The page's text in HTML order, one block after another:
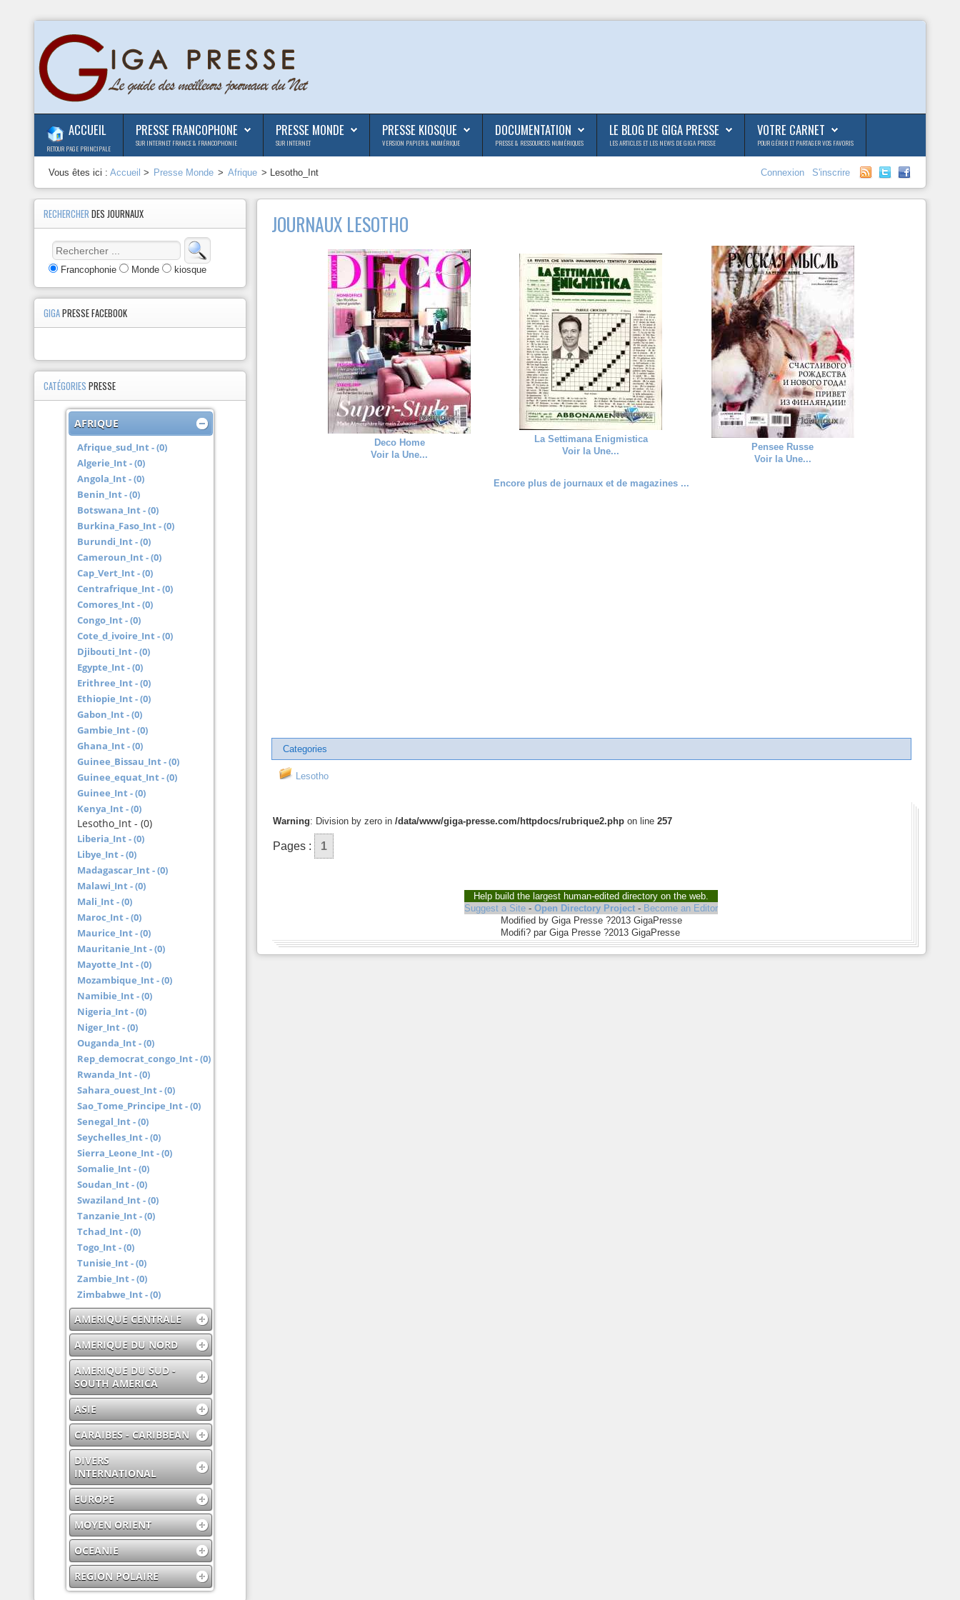
ACCUEIL
RETOUR PAGE PRINCIPALE
PRESSE FRANCOPHONE
SUR INTERNET FRANCE & FRANCOPHONIE
PRESSE MONDE
SUR INTERNET
PRESSE KIOSQUE
VERSION PAPIER & NUMÉRIQUE
DOCUMENTATION
PRESSE & RESSOURCES NUMÉRIQUES
LE BLOG DE GIGA PRESSE
LES ARTICLES ET LES NEWS DE GIGA PRESSE
VOTRE CARNET
POUR GÉRER ET PARTAGER VOS FAVORIS
Vous êtes ici :Accueil > Presse Monde > Afrique > Lesotho_Int Connexion S'inscrire
JOURNAUX LESOTHO
Deco Home
Voir la Une...
La Settimana Enigmistica
Voir la Une...
Pensee Russe
Voir la Une...
Encore plus de journaux et de magazines ...
Categories
Lesotho
Warning: Division by zero in/data/www/giga-presse.com/httpdocs/rubrique2.php on line257
Pages : 1
Help build the largest human-edited directory on the web.
Suggest a Site -Open Directory Project - Become an Editor
Modified by Giga Presse ?2013 GigaPresse
Modifi? par Giga Presse ?2013 GigaPresse
RECHERCHERDES JOURNAUX
Francophonie Monde kiosque
GIGAPRESSE FACEBOOK
CATÉGORIESPRESSE
AFRIQUE
Afrique_sud_Int - (0)
Algerie_Int - (0)
Angola_Int - (0)
Benin_Int - (0)
Botswana_Int - (0)
Burkina_Faso_Int - (0)
Burundi_Int - (0)
Cameroun_Int - (0)
Cap_Vert_Int - (0)
Centrafrique_Int - (0)
Comores_Int - (0)
Congo_Int - (0)
Cote_d_ivoire_Int - (0)
Djibouti_Int - (0)
Egypte_Int - (0)
Erithree_Int - (0)
Ethiopie_Int - (0)
Gabon_Int - (0)
Gambie_Int - (0)
Ghana_Int - (0)
Guinee_Bissau_Int - (0)
Guinee_equat_Int - (0)
Guinee_Int - (0)
Kenya_Int - (0)
Lesotho_Int - (0)
Liberia_Int - (0)
Libye_Int - (0)
Madagascar_Int - (0)
Malawi_Int - (0)
Mali_Int - (0)
Maroc_Int - (0)
Maurice_Int - (0)
Mauritanie_Int - (0)
Mayotte_Int - (0)
Mozambique_Int - (0)
Namibie_Int - (0)
Nigeria_Int - (0)
Niger_Int - (0)
Ouganda_Int - (0)
Rep_democrat_congo_Int - (0)
Rwanda_Int - (0)
Sahara_ouest_Int - (0)
Sao_Tome_Principe_Int - (0)
Senegal_Int - (0)
Seychelles_Int - (0)
Sierra_Leone_Int - (0)
Somalie_Int - (0)
Soudan_Int - (0)
Swaziland_Int - (0)
Tanzanie_Int - (0)
Tchad_Int - (0)
Togo_Int - (0)
Tunisie_Int - (0)
Zambie_Int - (0)
Zimbabwe_Int - (0)
AMERIQUE CENTRALE
AMERIQUE DU NORD
AMERIQUE DU SUD -
SOUTH AMERICA
ASIE
CARAIBES - CARIBBEAN
DIVERS
INTERNATIONAL
EUROPE
MOYEN ORIENT
OCEANIE
REGION POLAIRE